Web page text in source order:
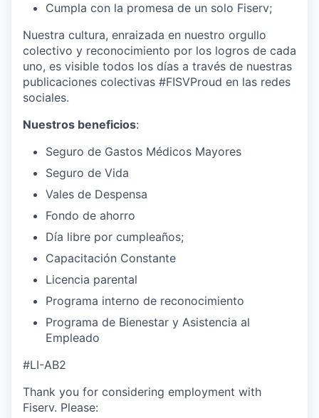
Cumpla con la promesa de un solo Fiserv;
Nuestra cultura, enraizada en nuestro orgullo
colectivo y reconocimiento por los logros de cada
uno, es visible todos los días a través de nuestras
publicaciones colectivas #FISVProud en las redes
sociales.
Nuestros beneficios:
Seguro de Gastos Médicos Mayores
Seguro de Vida
Vales de Despensa
Fondo de ahorro
Día libre por cumpleaños;
Capacitación Constante
Licencia parental
Programa interno de reconocimiento
Programa de Bienestar y Asistencia al
Empleado
#LI-AB2
Thank you for considering employment with
Fiserv. Please: